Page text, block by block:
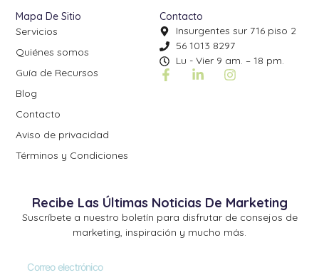
Mapa De Sitio
Servicios
Quiénes somos
Guía de Recursos
Blog
Contacto
Aviso de privacidad
Términos y Condiciones
Contacto
Insurgentes sur 716 piso 2
56 1013 8297
Lu - Vier 9 am. – 18 pm.
Recibe Las Últimas Noticias De Marketing
Suscríbete a nuestro boletín para disfrutar de consejos de
marketing, inspiración y mucho más.